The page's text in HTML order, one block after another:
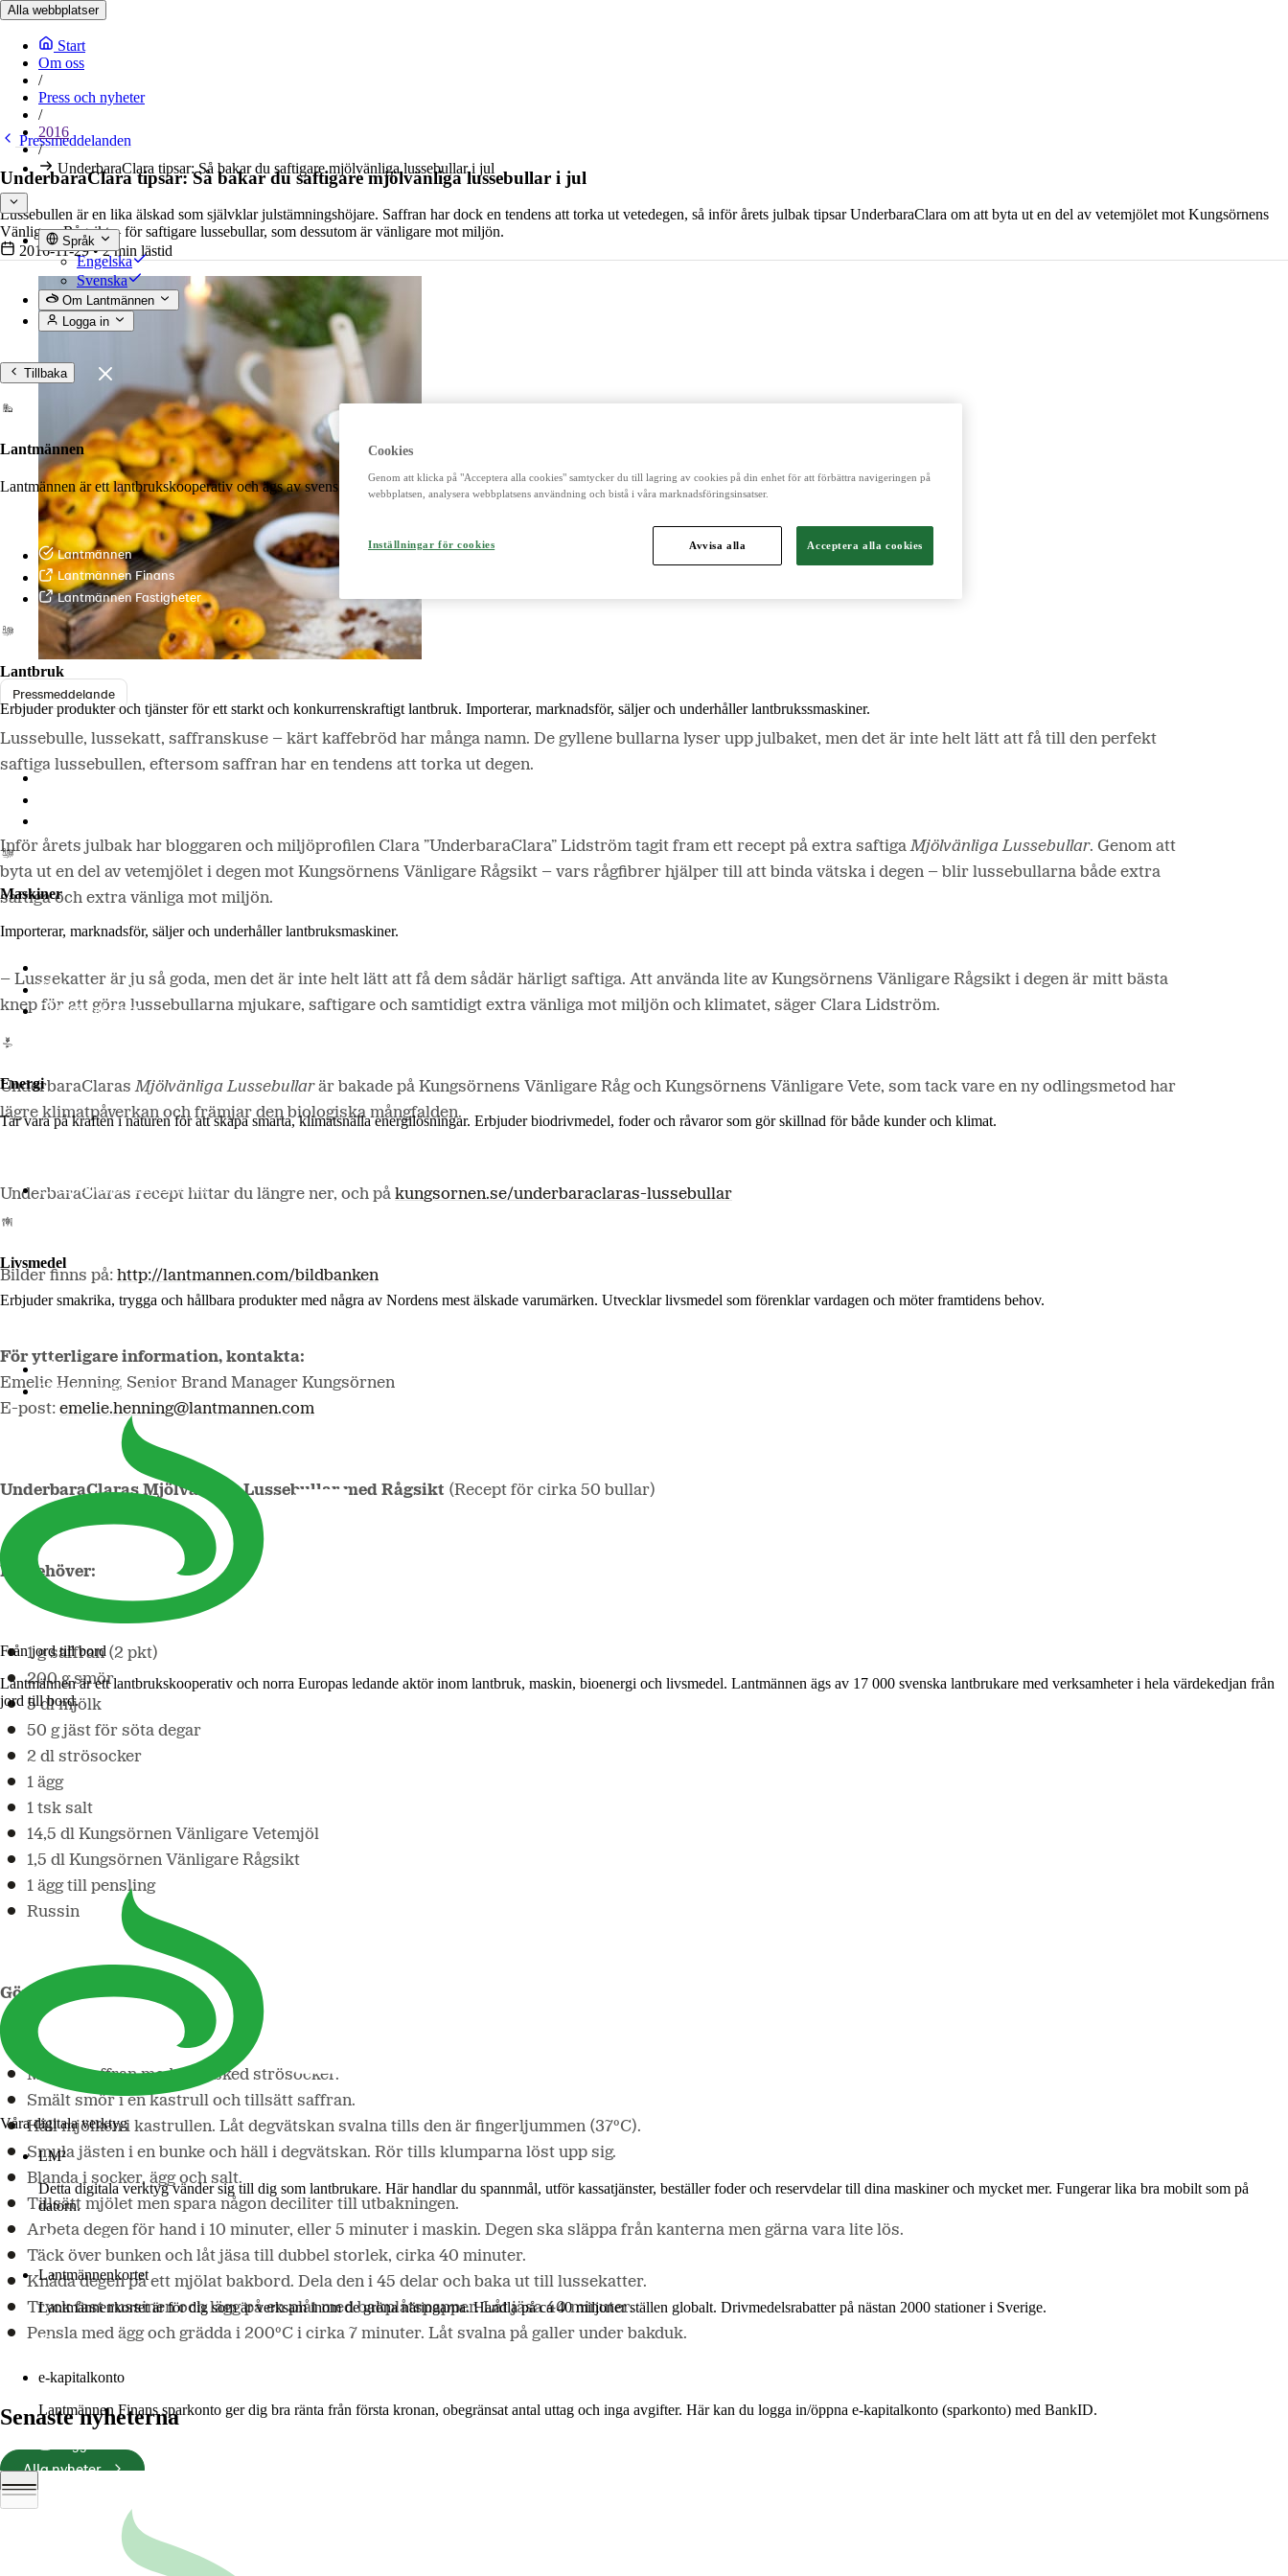
Alla webbplatser
Start
Om oss
/
Press och nyheter
/
2016
/
UnderbaraClara tipsar: Så bakar du saftigare mjölvänliga lussebullar i jul
Språk
Engelska
Svenska
Om Lantmännen
Logga in
Tillbaka
Lantmännen
Lantmännen är ett lantbrukskooperativ och ägs av svenska lantbrukare och är norra Europas ledande aktör inom lantbruk, maskin, bioenergi och livsmedel.
Lantmännen
Lantmännen Finans
Lantmännen Fastigheter
Lantbruk
Erbjuder produkter och tjänster för ett starkt och konkurrenskraftigt lantbruk. Importerar, marknadsför, säljer och underhåller lantbrukssmaskiner.
Lantmännen Lantbruk
Maskiner
Importerar, marknadsför, säljer och underhåller lantbruksmaskiner.
Begagnatbörsen
Butik på nätet
Energi
Tar vara på kraften i naturen för att skapa smarta, klimatsnälla energilösningar. Erbjuder biodrivmedel, foder och råvaror som gör skillnad för både kunder och klimat.
Lantmännen Biorefineries
Livsmedel
Erbjuder smakrika, trygga och hållbara produkter med några av Nordens mest älskade varumärken. Utvecklar livsmedel som förenklar vardagen och möter framtidens behov.
Lantmännen Cerealia
Lantmännen Unibake
Från jord till bord
Lantmännen är ett lantbrukskooperativ och norra Europas ledande aktör inom lantbruk, maskin, bioenergi och livsmedel. Lantmännen ägs av 17 000 svenska lantbrukare med verksamheter i hela värdekedjan från
jord till bord.
Våra digitala verktyg
LM²
Detta digitala verktyg vänder sig till dig som lantbrukare. Här handlar du spannmål, utför kassatjänster, beställer foder och reservdelar till dina maskiner och mycket mer. Fungerar lika bra mobilt som på
datorn.
Mer om LM2
Lantmännenkortet
Lantmännenkortet är för dig som är verksam inom de gröna näringarna. Handla på ca 40 miljoner ställen globalt. Drivmedelsrabatter på nästan 2000 stationer i Sverige.
Logga in
e-kapitalkonto
Lantmännen Finans sparkonto ger dig bra ränta från första kronan, obegränsat antal uttag och inga avgifter. Här kan du logga in/öppna e-kapitalkonto (sparkonto) med BankID.
Pressmeddelanden
UnderbaraClara tipsar: Så bakar du saftigare mjölvänliga lussebullar i jul
Lussebullen är en lika älskad som självklar julstämningshöjare. Saffran har dock en tendens att torka ut vetedegen, så inför årets julbak tipsar UnderbaraClara om att byta ut en del av vetemjölet mot Kungsörnens
Vänligare Rågsikt – för saftigare lussebullar, som dessutom är vänligare mot miljön.
2016-11-29• 2 min lästid
Pressmeddelande
Lussebulle, lussekatt, saffranskuse – kärt kaffebröd har många namn. De gyllene bullarna lyser upp julbaket, men det är inte helt lätt att få till den perfekt
saftiga lussebullen, eftersom saffran har en tendens att torka ut degen.
Inför årets julbak har bloggaren och miljöprofilen Clara ”UnderbaraClara” Lidström tagit fram ett recept på extra saftigaMjölvänliga Lussebullar. Genom att
byta ut en del av vetemjölet i degen mot Kungsörnens Vänligare Rågsikt – vars rågfibrer hjälper till att binda vätska i degen – blir lussebullarna både extra
saftiga och extra vänliga mot miljön.
– Lussekatter är ju så goda, men det är inte helt lätt att få dem sådär härligt saftiga. Att använda lite av Kungsörnens Vänligare Rågsikt i degen är mitt bästa
knep för att göra lussebullarna mjukare, saftigare och samtidigt extra vänliga mot miljön och klimatet, säger Clara Lidström.
UnderbaraClarasMjölvänliga Lussebullarär bakade på Kungsörnens Vänligare Råg och Kungsörnens Vänligare Vete, som tack vare en ny odlingsmetod har
lägre klimatpåverkan och främjar den biologiska mångfalden.
UnderbaraClaras recept hittar du längre ner, och på kungsornen.se/underbaraclaras-lussebullar
Bilder finns på: http://lantmannen.com/bildbanken
För ytterligare information, kontakta:
Emelie Henning, Senior Brand Manager Kungsörnen
E-post: emelie.henning@lantmannen.com
UnderbaraClaras Mjölvänliga Lussebullar med Rågsikt (Recept för cirka 50 bullar)
Du behöver:
1 g saffran (2 pkt)
200 g smör
5 dl mjölk
50 g jäst för söta degar
2 dl strösocker
1 ägg
1 tsk salt
14,5 dl Kungsörnen Vänligare Vetemjöl
1,5 dl Kungsörnen Vänligare Rågsikt
1 ägg till pensling
Russin
Gör så här:
Mortla saffran med en tesked strösocker.
Smält smör i en kastrull och tillsätt saffran.
Häll mjölken i kastrullen. Låt degvätskan svalna tills den är fingerljummen (37ºC).
Smula jästen i en bunke och häll i degvätskan. Rör tills klumparna löst upp sig.
Blanda i socker, ägg och salt.
Tillsätt mjölet men spara någon deciliter till utbakningen.
Arbeta degen för hand i 10 minuter, eller 5 minuter i maskin. Degen ska släppa från kanterna men gärna vara lite lös.
Täck över bunken och låt jäsa till dubbel storlek, cirka 40 minuter.
Knåda degen på ett mjölat bakbord. Dela den i 45 delar och baka ut till lussekatter.
Tryck fast russinen och lägg på en plåt med bakplåtspapper. Låt jäsa 40 minuter.
Pensla med ägg och grädda i 200ºC i cirka 7 minuter. Låt svalna på galler under bakduk.
Senaste nyheterna
Alla nyheter
Cookies
Genom att klicka på "Acceptera alla cookies" samtycker du till lagring av cookies på din enhet för att förbättra navigeringen på
webbplatsen, analysera webbplatsens användning och bistå i våra marknadsföringsinsatser.
Inställningar för cookies Avvisa alla Acceptera alla cookies